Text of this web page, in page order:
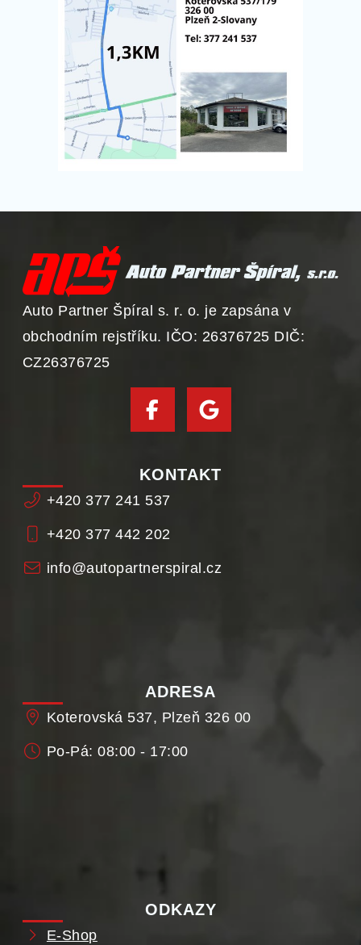
Auto Partner Špíral s. r. o. je zapsána v
obchodním rejstříku. IČO: 26376725 DIČ:
CZ26376725
KONTAKT
+420 377 241 537
+420 377 442 202
info@autopartnerspiral.cz
ADRESA
Koterovská 537, Plzeň 326 00
Po-Pá: 08:00 - 17:00
ODKAZY
E-Shop